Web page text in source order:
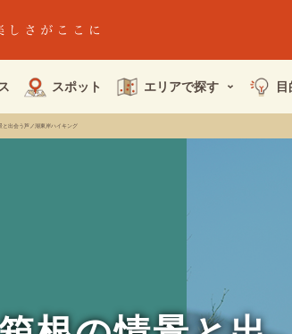
スポット エリアで探す
と出会う芦ノ湖東岸ハイキング